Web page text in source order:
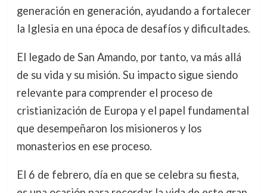
generación en generación, ayudando a fortalecer
la Iglesia en una época de desafíos y dificultades.
El legado de San Amando, por tanto, va más allá
de su vida y su misión. Su impacto sigue siendo
relevante para comprender el proceso de
cristianización de Europa y el papel fundamental
que desempeñaron los misioneros y los
monasterios en ese proceso.
El 6 de febrero, día en que se celebra su fiesta,